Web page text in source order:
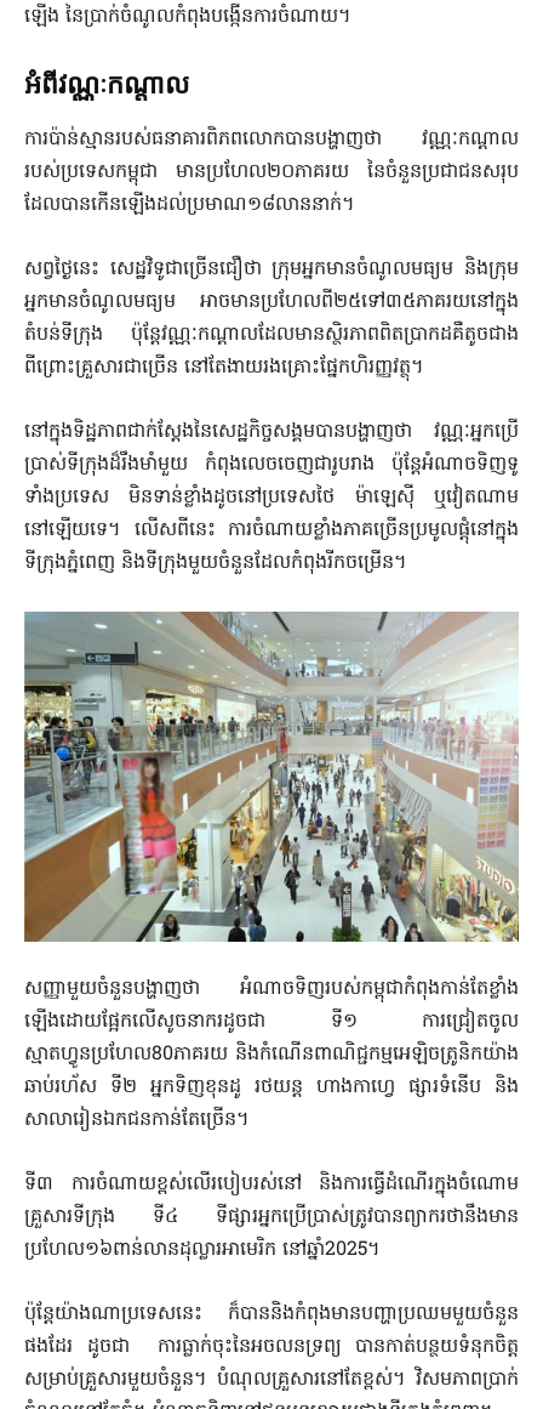
ឡើង នៃប្រាក់ចំណូលកំពុងបង្កើនការចំណាយ។
អំពីវណ្ណៈកណ្តាល
ការប៉ាន់ស្មានរបស់ធនាគារពិភពលោកបានបង្ហាញថា វណ្ណៈកណ្តាល
របស់ប្រទេសកម្ពុជា មានប្រហែល២០ភាគរយ នៃចំនួនប្រជាជនសរុប
ដែលបានកើនឡើងដល់ប្រមាណ១៨លាននាក់។
សព្វថ្ងៃនេះ សេដ្ឋវិទូជាច្រើនជឿថា ក្រុមអ្នកមានចំណូលមធ្យម និងក្រុម
អ្នកមានចំណូលមធ្យម អាចមានប្រហែលពី២៥ទៅ៣៥ភាគរយនៅក្នុង
តំបន់ទីក្រុង ប៉ុន្តែវណ្ណៈកណ្តាលដែលមានស្ថិរភាពពិតប្រាកដគឺតូចជាង
ពីព្រោះគ្រួសារជាច្រើន នៅតែងាយរងគ្រោះផ្នែកហិរញ្ញវត្ថុ។
នៅក្នុងទិដ្ឋភាពជាក់ស្តែងនៃសេដ្ឋកិច្ចសង្គមបានបង្ហាញថា វណ្ណៈអ្នកប្រើ
ប្រាស់ទីក្រុងដ៏រឹងមាំមួយ កំពុងលេចចេញជារូបរាង ប៉ុន្តែអំណាចទិញទូ
ទាំងប្រទេស មិនទាន់ខ្លាំងដូចនៅប្រទេសថៃ ម៉ាឡេស៊ី ឬវៀតណាម
នៅឡើយទេ។ លើសពីនេះ ការចំណាយខ្លាំងភាគច្រើនប្រមូលផ្តុំនៅក្នុង
ទីក្រុងភ្នំពេញ និងទីក្រុងមួយចំនួនដែលកំពុងរីកចម្រើន។
សញ្ញាមួយចំនួនបង្ហាញថា អំណាចទិញរបស់កម្ពុជាកំពុងកាន់តែខ្លាំង
ឡើងដោយផ្អែកលើសូចនាករដូចជា ទី១ ការជ្រៀតចូល
ស្មាតហ្វូនប្រហែល80ភាគរយ និងកំណើនពាណិជ្ជកម្មអេឡិចត្រូនិកយ៉ាង
ឆាប់រហ័ស ទី២ អ្នកទិញខុនដូ រថយន្ត ហាងកាហ្វេ ផ្សារទំនើប និង
សាលារៀនឯកជនកាន់តែច្រើន។
ទី៣ ការចំណាយខ្ពស់លើរបៀបរស់នៅ និងការធ្វើដំណើរក្នុងចំណោម
គ្រួសារទីក្រុង ទី៤ ទីផ្សារអ្នកប្រើប្រាស់ត្រូវបានព្យាករថានឹងមាន
ប្រហែល១៦ពាន់លានដុល្លារអាមេរិក នៅឆ្នាំ2025។
ប៉ុន្តែយ៉ាងណាប្រទេសនេះ ក៏បាននិងកំពុងមានបញ្ហាប្រឈមមួយចំនួន
ផងដែរ ដូចជា ការធ្លាក់ចុះនៃអចលនទ្រព្យ បានកាត់បន្ថយទំនុកចិត្ត
សម្រាប់គ្រួសារមួយចំនួន។ បំណុលគ្រួសារនៅតែខ្ពស់។ វិសមភាពប្រាក់